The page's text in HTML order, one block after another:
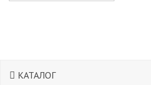
КАТАЛОГ